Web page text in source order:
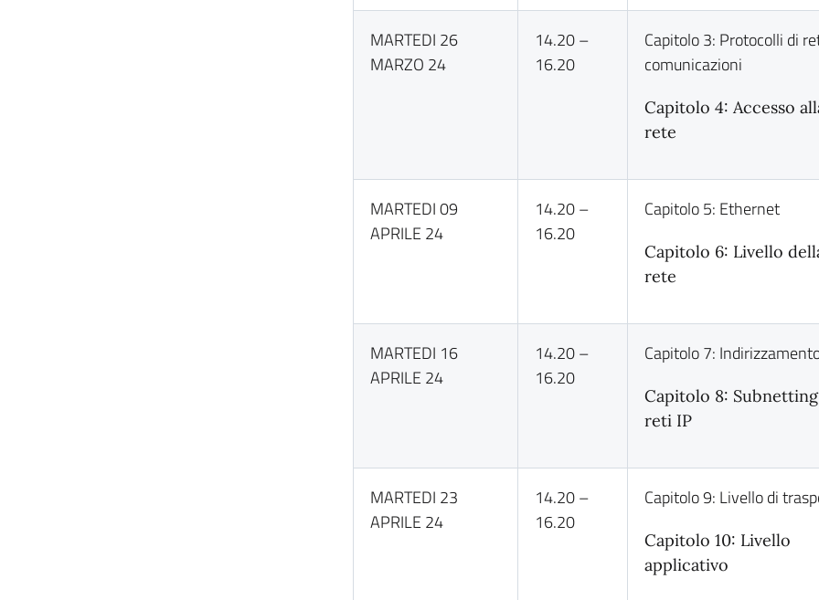
MARTEDI 26
MARZO 24
14.20 –
16.20
Capitolo 3: Protocolli di
comunicazioni
Capitolo 4: Accesso
rete
MARTEDI 09
APRILE 24
14.20 –
16.20
Capitolo 5: Ethernet
Capitolo 6: Livello
rete
MARTEDI 16
APRILE 24
14.20 –
16.20
Capitolo 7:
Capitolo 8:
reti IP
MARTEDI 23
APRILE 24
14.20 –
16.20
Capitolo 9: Livello di
Capitolo 10: Livello
applicativo